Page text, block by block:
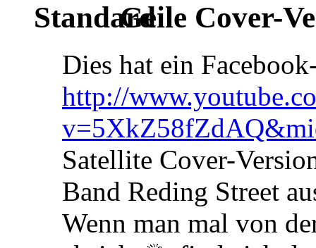
Geile Cover-
Dies hat ein
http://
Satellite Cover-
Band Reding Street
Wenn man mal von